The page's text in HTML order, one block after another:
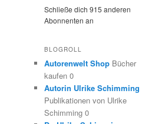
Schließe dich 915 anderen
Abonnenten an
BLOGROLL
Autorenwelt Shop Bücher
kaufen 0
Autorin Ulrike Schimming
Publikationen von Ulrike
Schimming 0